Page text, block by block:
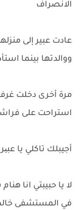
الانصراف
عادت عبير إلى
ووالدتها بينما
مرة أخرى دخلت
استراحت على
أجيبلك تاكلي يا
لا يا حبيبتي انا
في المستشفى